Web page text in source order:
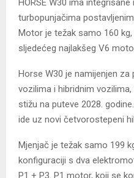
turbopunjačima
Motor je težak samo 160
sljedećeg najlakšeg V6
Horse W30 je namijenjen za
vozilima i hibridnim
stižu na puteve 2028.
ide uz novi četvorostepeni
Mjenjač je težak samo 199
konfiguraciji s dva
P1 + P3. P1 motor, koji se